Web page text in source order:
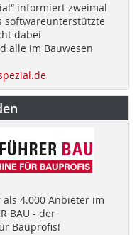
informiert zweimal
softwareunterstützte
dabei
alle im Bauwesen
als 4.000 Anbieter im
BAU - der
Bauprofis!